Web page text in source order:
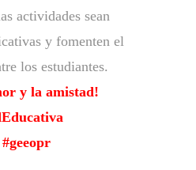
actividades sean
y fomenten el
los estudiantes.
y la amistad!